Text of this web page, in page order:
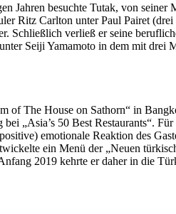
Jahren besuchte Tutak, von
Ritz Carlton unter Paul Pairet
Schließlich verließ er seine
Seiji Yamamoto in dem mit drei
of The House on Sathorn“ in
„Asia’s 50 Best Restaurants“.
emotionale Reaktion des
ein Menü der „Neuen
2019 kehrte er daher in die